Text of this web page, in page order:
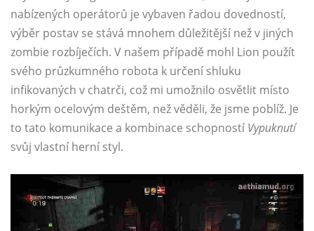
nabízených operátorů je vybaven řadou dovedností,
výběr postav se stává mnohem důležitější než v jiných
zombie rozbíječích. V našem případě mohl Lion použít
svého průzkumného robota k určení shluku
infikovaných v chatrči, což mi umožnilo osvětlit místo
horkým ocelovým deštěm, než věděli, že jsme poblíž. Je
to tato komunikace a kombinace schopnostíVypuknutí
svůj vlastní herní styl.